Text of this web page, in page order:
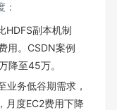
HDFS副本机制
用。CSDN案例
降至45万。
业务低谷期需求，
月度EC2费用下降